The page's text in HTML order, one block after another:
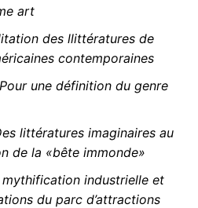
art
des llittératures de
contemporaines
Pour une définition du genre
littératures imaginaires au
de la «bête immonde»
mythification industrielle et
du parc d’attractions